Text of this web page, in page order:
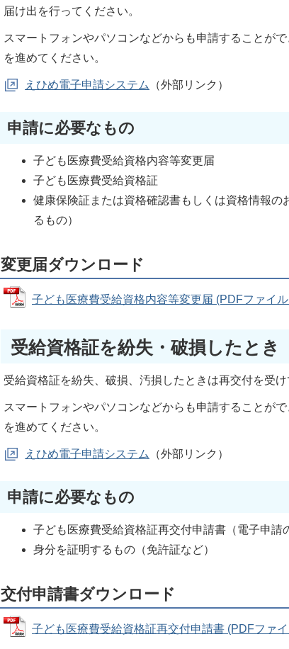
届け出を行ってください。
スマートフォンやパソコンなどからも申請することが
を進めてください。
えひめ電子申請システム （外部リンク）
申請に必要なもの
子ども医療費受給資格内容等変更届
子ども医療費受給資格証
健康保険証または資格確認書もしくは資格情報
るもの）
変更届ダウンロード
子ども医療費受給資格内容等変更届 (PDFファイ
受給資格証を紛失・破損したとき
受給資格証を紛失、破損、汚損したときは再交付を受け
スマートフォンやパソコンなどからも申請することが
を進めてください。
えひめ電子申請システム （外部リンク）
申請に必要なもの
子ども医療費受給資格証再交付申請書（電子申請
身分を証明するもの（免許証など）
交付申請書ダウンロード
子ども医療費受給資格証再交付申請書 (PDFファ